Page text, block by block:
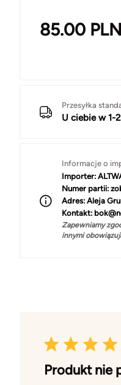
85.00 PLN
Przesyłka
U ciebie w 1-
Informacje o
Importer:
Numer partii:
Adres: Aleja
Kontakt:
Zapewniamy
innymi
Produkt nie